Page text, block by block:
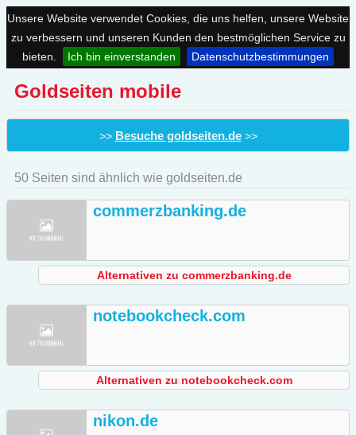
Unsere Website verwendet Cookies, die uns helfen, unsere Website
zu verbessern und unseren Kunden den bestmöglichen Service zu
bieten.
Ich bin einverstanden Datenschutzbestimmungen
Goldseiten mobile
>> Besuche goldseiten.de>>
50 Seiten sind ähnlich wie goldseiten.de
commerzbanking.de
Alternativen zu commerzbanking.de
notebookcheck.com
Alternativen zu notebookcheck.com
nikon.de